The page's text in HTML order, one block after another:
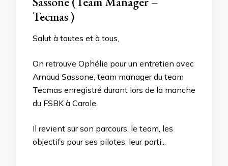
Tecmas )
Salut à toutes et à tous,
On retrouve Ophélie pour un entretien avec
Arnaud Sassone, team manager du team
Tecmas enregistré durant lors de la manche
du FSBK à Carole.
Il revient sur son parcours, le team, les
objectifs pour ses pilotes, leur parti...